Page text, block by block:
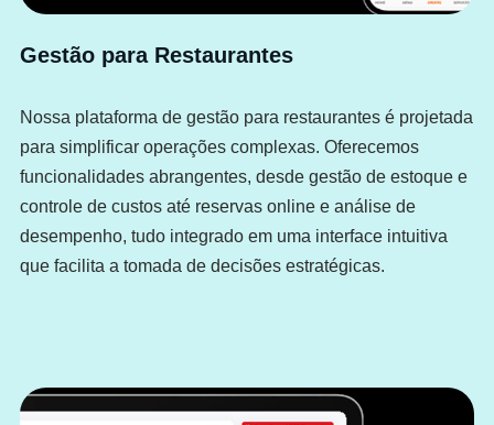
Gestão para Restaurantes
Nossa plataforma de gestão para restaurantes é projetada
para simplificar operações complexas. Oferecemos
funcionalidades abrangentes, desde gestão de estoque e
controle de custos até reservas online e análise de
desempenho, tudo integrado em uma interface intuitiva
que facilita a tomada de decisões estratégicas.